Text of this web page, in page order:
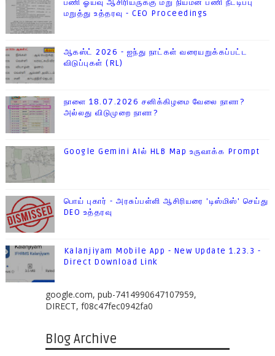
பணி ஓய்வு ஆசிரியருக்கு மறு நியமன பணி நீட்டிப்பு
மறுத்து உத்தரவு - CEO Proceedings
ஆகஸ்ட் 2026 - ஐந்து நாட்கள் வரையறுக்கப்பட்ட
விடுப்புகள் (RL)
நாளை 18.07.2026 சனிக்கிழமை வேலை நாளா?
அல்லது விடுமுறை நாளா?
Google Gemini AIல் HLB Map உருவாக்க Prompt
பொய் புகார் - அரசுப்பள்ளி ஆசிரியரை 'டிஸ்மிஸ்' செய்து
DEO உத்தரவு
Kalanjiyam Mobile App - New Update 1.23.3 -
Direct Download Link
google.com, pub-7414990647107959,
DIRECT, f08c47fec0942fa0
Blog Archive